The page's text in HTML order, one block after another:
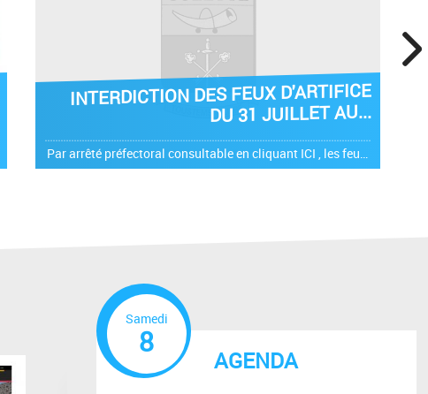
INTERDICTION DES FEUX D'ARTIFICE
DU 31 JUILLET AU...
Par arrêté préfectoral consultable en cliquant ICI , les feux d'artifice sont interdits dans le département de la Drôme du 31 juillet au 10 août 2026.
AGENDA
Samedi
8